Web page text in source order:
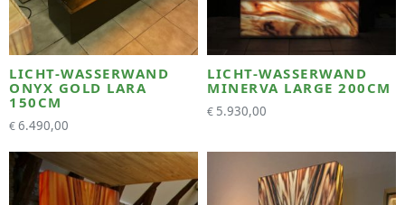
LICHT-WASSERWAND
ONYX GOLD LARA
150CM
€6.490,00
LICHT-WASSERWAND
MINERVA LARGE 200CM
€ 5.930,00